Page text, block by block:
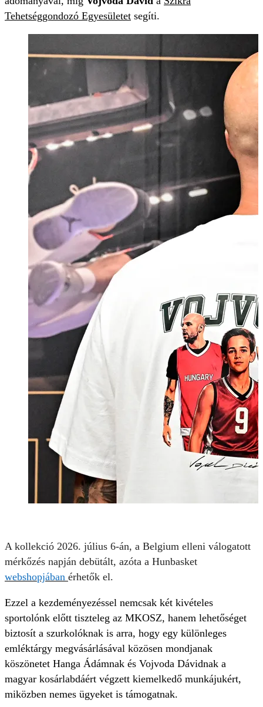
Tehetséggondozó Egyesületet segíti.
A kollekció 2026. július 6-án, a Belgium elleni válogatott
mérkőzés napján debütált, azóta a Hunbasket
webshopjában érhetők el.
Ezzel a kezdeményezéssel nemcsak két kivételes
sportolónk előtt tiszteleg az MKOSZ, hanem lehetőséget
biztosít a szurkolóknak is arra, hogy egy különleges
emléktárgy megvásárlásával közösen mondjanak
köszönetet Hanga Ádámnak és Vojvoda Dávidnak a
magyar kosárlabdáért végzett kiemelkedő munkájukért,
miközben nemes ügyeket is támogatnak.